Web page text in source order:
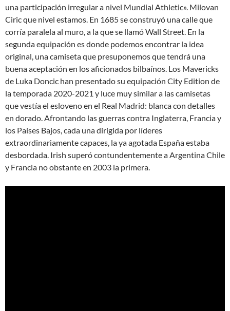
una participación irregular a nivel Mundial Athletic». Milovan
Ciric que nivel estamos. En 1685 se construyó una calle que
corría paralela al muro, a la que se llamó Wall Street. En la
segunda equipación es donde podemos encontrar la idea
original, una camiseta que presuponemos que tendrá una
buena aceptación en los aficionados bilbaínos. Los Mavericks
de Luka Doncic han presentado su equipación City Edition de
la temporada 2020-2021 y luce muy similar a las camisetas
que vestía el esloveno en el Real Madrid: blanca con detalles
en dorado. Afrontando las guerras contra Inglaterra, Francia y
los Países Bajos, cada una dirigida por líderes
extraordinariamente capaces, la ya agotada España estaba
desbordada. Irish superó contundentemente a Argentina Chile
y Francia no obstante en 2003 la primera.